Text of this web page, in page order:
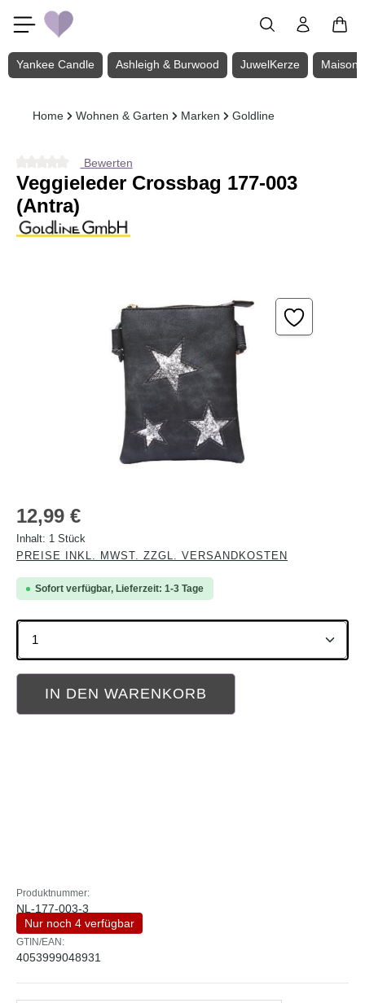
Zum Hauptinhalt springen
Yankee Candle Ashleigh & Burwood JuwelKerze Maison
Home Wohnen & Garten Marken Goldline
Durchschnittliche Bewertung von 0 von 5 Sternen
Bewerten
Veggieleder Crossbag 177-003
(Antra)
Regulärer Preis:
12,99 €
Inhalt: 1 Stück
PREISE INKL. MWST. ZZGL. VERSANDKOSTEN
Sofort verfügbar, Lieferzeit: 1-3 Tage
Produkt Anzahl: Gib den gewünschten Wert ein
IN DEN WARENKORB
Produktnummer:
NL-177-003-3
Nur noch 4 verfügbar
GTIN/EAN:
4053999048931